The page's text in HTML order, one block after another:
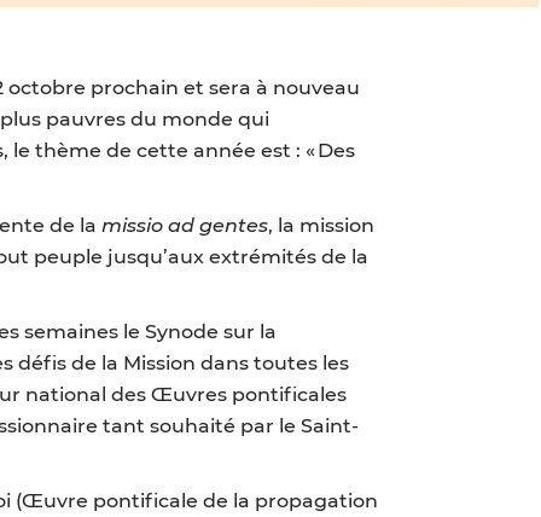
octobre prochain et sera à nouveau
pauvres du monde qui
thème de cette année est : « Des
de la missio ad gentes, la mission
peuple jusqu’aux extrémités de la
semaines le Synode sur la
défis de la Mission dans toutes les
national des Œuvres pontificales
tant souhaité par le Saint-
(Œuvre pontificale de la propagation